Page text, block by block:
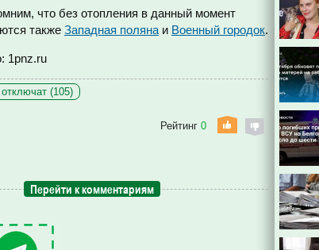
что без отопления в данный момент
также Западная поляна и Военный городок.
1pnz.ru
(105)
Рейтинг 0
Перейти к комментариям